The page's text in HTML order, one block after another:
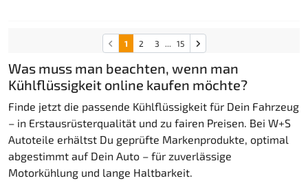
1 2 3 ... 15
Was muss man beachten, wenn man
Kühlflüssigkeit online kaufen möchte?
Finde jetzt die passende Kühlflüssigkeit für Dein Fahrzeug
– in Erstausrüsterqualität und zu fairen Preisen. Bei W+S
Autoteile erhältst Du geprüfte Markenprodukte, optimal
abgestimmt auf Dein Auto – für zuverlässige
Motorkühlung und lange Haltbarkeit.